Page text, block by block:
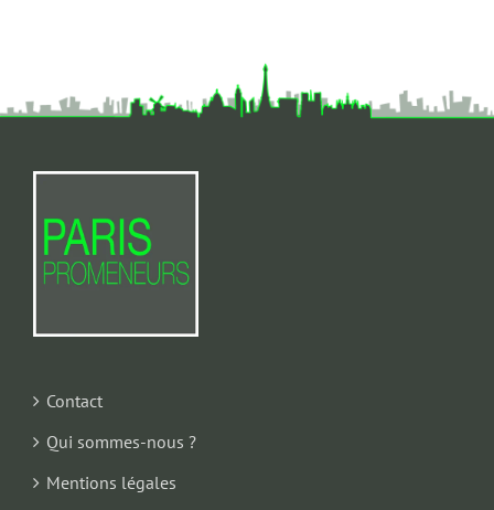
Contact
Qui sommes-nous ?
Mentions légales